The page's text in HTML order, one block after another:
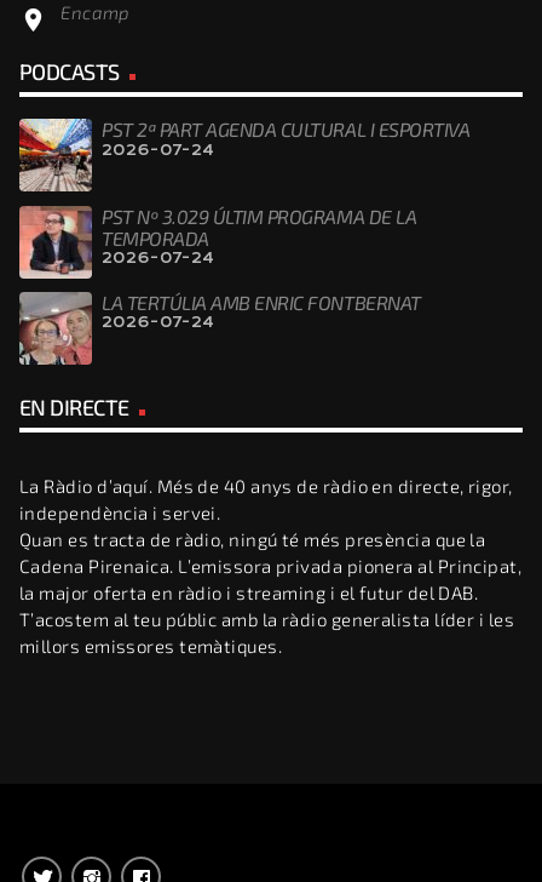
location_on Encamp
PODCASTS
PST 2ª PART AGENDA CULTURAL I ESPORTIVA
2026-07-24
PST Nº 3.029 ÚLTIM PROGRAMA DE LA
TEMPORADA
2026-07-24
LA TERTÚLIA AMB ENRIC FONTBERNAT
2026-07-24
EN DIRECTE
La Ràdio d’aquí. Més de 40 anys de ràdio en directe, rigor,
independència i servei.
Quan es tracta de ràdio, ningú té més presència que la
Cadena Pirenaica. L’emissora privada pionera al Principat,
la major oferta en ràdio i streaming i el futur del DAB.
T’acostem al teu públic amb la ràdio generalista líder i les
millors emissores temàtiques.